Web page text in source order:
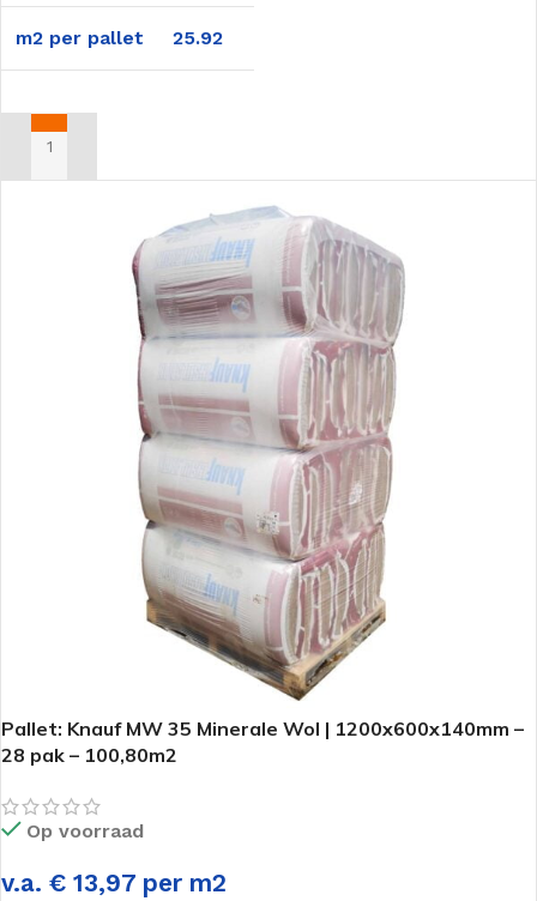
m2 per pallet 25.92
TOEVOEGEN AAN WINKELWAGEN
Pallet: Knauf MW 35 Minerale Wol | 1200x600x140mm –
28 pak – 100,80m2
Op voorraad
v.a. € 13,97 per m2